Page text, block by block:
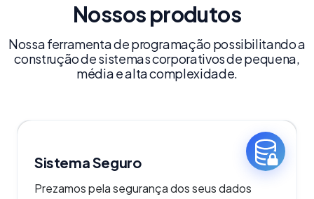
Nossos produtos
Nossa ferramenta de programação possibilitando a
construção de sistemas corporativos de pequena,
média e alta complexidade.
Sistema Seguro
Prezamos pela segurança dos seus dados